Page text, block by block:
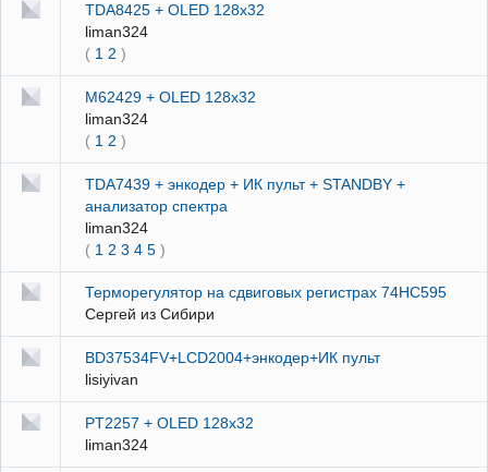
TDA8425 + OLED 128x32
liman324
( 1 2 )
M62429 + OLED 128x32
liman324
( 1 2 )
TDA7439 + энкодер + ИК пульт + STANDBY +
анализатор спектра
liman324
( 1 2 3 4 5)
Терморегулятор на сдвиговых регистрах 74НС595
Сергей из Сибири
BD37534FV+LCD2004+энкодер+ИК пульт
lisiyivan
PT2257 + OLED 128x32
liman324